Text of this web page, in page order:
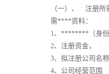
（一）、 注册所
需****资料：
1、********（身份
2、注册资金，
3、拟注册公司名
4、公司经营范围